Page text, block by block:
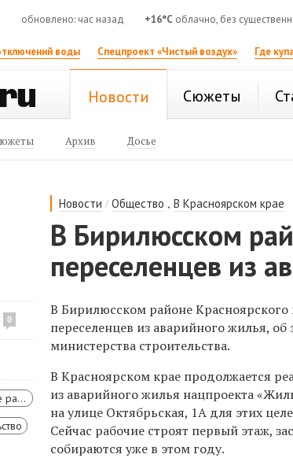
обновлено: час назад +16°C облачно, без
воды Спецпроект «Чистый воздух» Где
Новости Сюжеты
Архив Досье
Новости /Общество ,В Красноярском крае
В Бирилюсском
переселенцев из
0
Социально-экономическое развитие Красноярского края
В Бирилюсском районе
переселенцев из аварийного жилья,
министерства строительства.
В Красноярском крае продолжается
из аварийного жилья нацпроекта
на улице Октябрьская, 1А для этих
Сейчас рабочие строят первый этаж,
собираются уже в этом году.